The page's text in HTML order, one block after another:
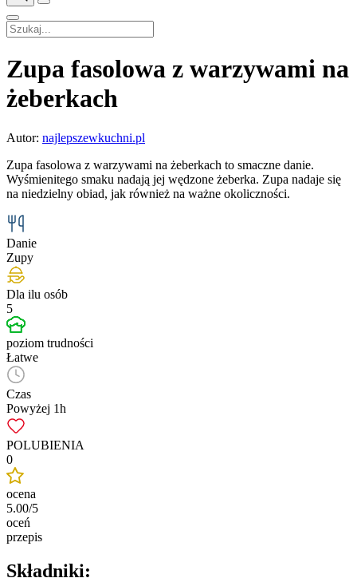
Zupa fasolowa z warzywami na
żeberkach
Autor: najlepszewkuchni.pl
Zupa fasolowa z warzywami na żeberkach to smaczne danie.
Wyśmienitego smaku nadają jej wędzone żeberka. Zupa nadaje się
na niedzielny obiad, jak również na ważne okoliczności.
Danie
Zupy
Dla ilu osób
5
poziom trudności
Łatwe
Czas
Powyżej 1h
POLUBIENIA
0
ocena
5.00/5
oceń
przepis
Składniki: